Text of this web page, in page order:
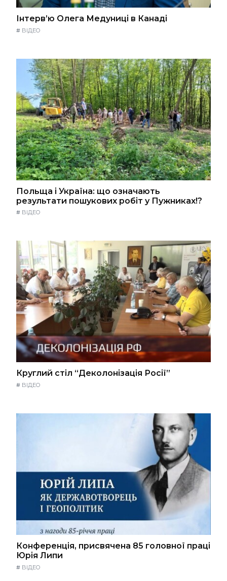
Інтерв’ю Олега Медуниці в Канаді
# ВІДЕО
Польща і Україна: що означають
результати пошукових робіт у Пужниках!?
# ВІДЕО
Круглий стіл “Деколонізація Росії”
# ВІДЕО
Конференція, присвячена 85 головної праці
Юрія Липи
# ВІДЕО